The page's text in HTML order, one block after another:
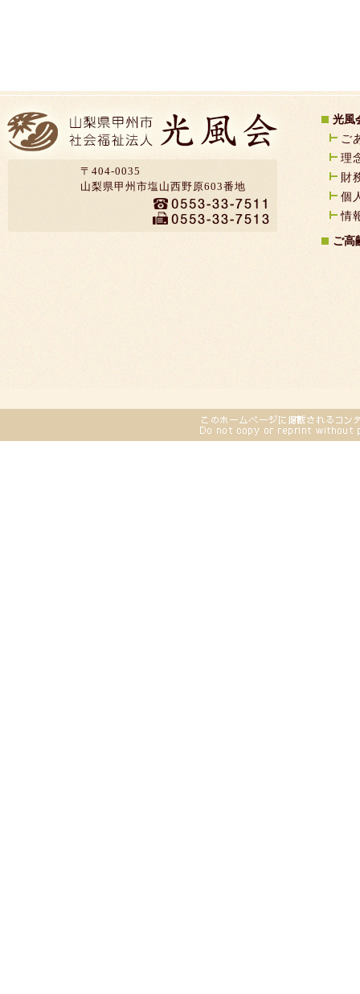
〒404-0035
山梨県甲州市塩山西野原603番地
光風
ご
理
財
個
情
ご高